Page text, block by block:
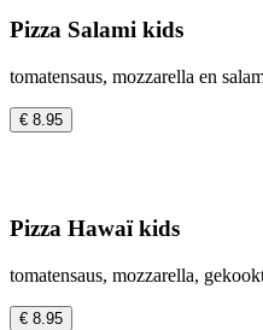
Pizza Salami kids
tomatensaus, mozzarella en
€ 8.95
Pizza Hawaï kids
tomatensaus, mozzarella,
€ 8.95